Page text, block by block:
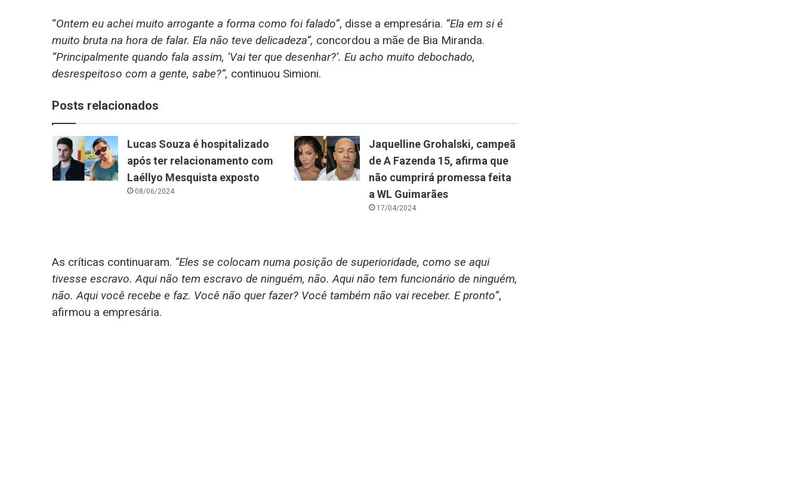
“Ontem eu achei muito arrogante a forma como foi falado”, disse a empresária. “Ela em si é
muito bruta na hora de falar. Ela não teve delicadeza”, concordou a mãe de Bia Miranda.
“Principalmente quando fala assim, ‘Vai ter que desenhar?’. Eu acho muito debochado,
desrespeitoso com a gente, sabe?”, continuou Simioni.
Posts relacionados
Lucas Souza é hospitalizado
após ter relacionamento com
Laéllyo Mesquista exposto
08/06/2024
Jaquelline Grohalski, campeã
de A Fazenda 15, afirma que
não cumprirá promessa feita
a WL Guimarães
17/04/2024
As críticas continuaram. “Eles se colocam numa posição de superioridade, como se aqui
tivesse escravo. Aqui não tem escravo de ninguém, não. Aqui não tem funcionário de ninguém,
não. Aqui você recebe e faz. Você não quer fazer? Você também não vai receber. E pronto”,
afirmou a empresária.